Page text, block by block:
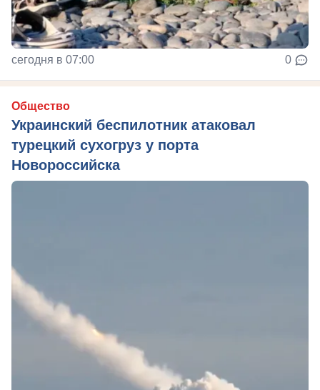
сегодня в 07:00 0
Общество
Украинский беспилотник атаковал
турецкий сухогруз у порта
Новороссийска